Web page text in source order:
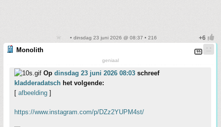
• dinsdag 23 juni 2026 @ 08:37 • 216
Monolith
geniaal
Op dinsdag 23 juni 2026 08:03 schreef
kladderadatsch het volgende:
[ afbeelding ]
https://www.instagram.com/p/DZz2YUPM4st/